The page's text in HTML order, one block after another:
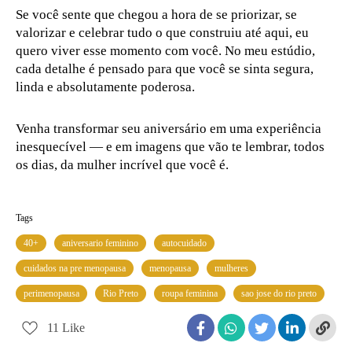
Se você sente que chegou a hora de se priorizar, se
valorizar e celebrar tudo o que construiu até aqui, eu
quero viver esse momento com você. No meu estúdio,
cada detalhe é pensado para que você se sinta segura,
linda e absolutamente poderosa.
Venha transformar seu aniversário em uma experiência
inesquecível — e em imagens que vão te lembrar, todos
os dias, da mulher incrível que você é.
Tags
40+ aniversario feminino autocuidado
cuidados na pre menopausa menopausa mulheres
perimenopausa Rio Preto roupa feminina sao jose do rio preto
11 Like